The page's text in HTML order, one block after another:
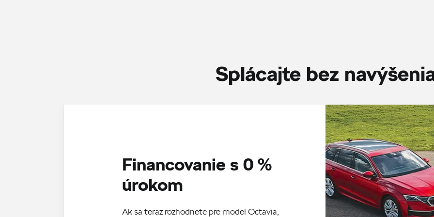
Splácajte bez
Financovanie s 0 %
úrokom
Ak sa teraz rozhodnete pre model Octavia,